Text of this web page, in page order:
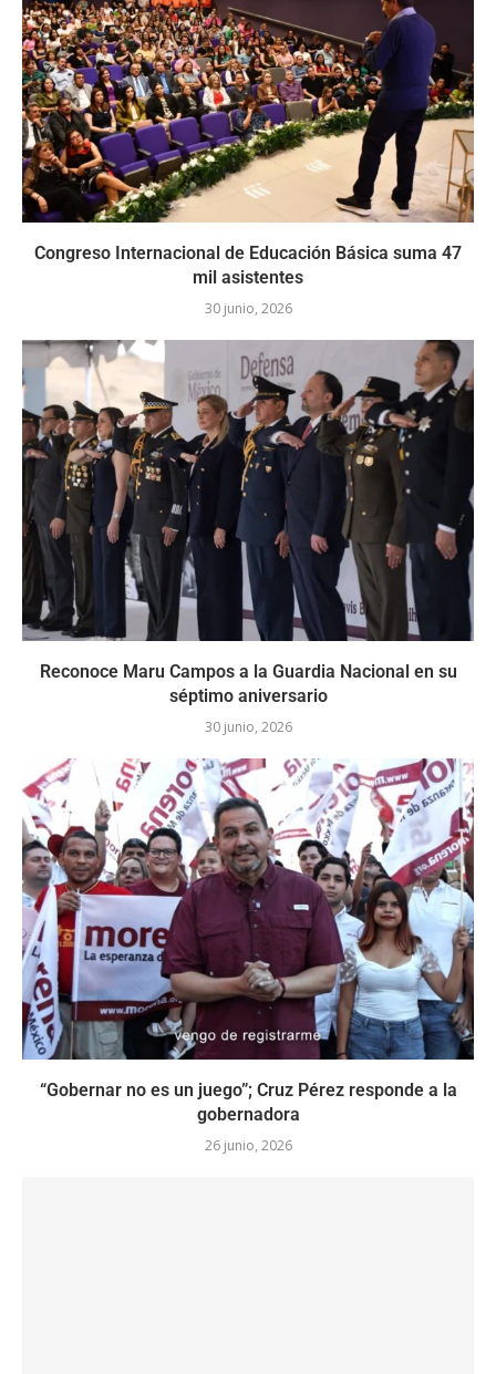
Congreso Internacional de Educación Básica suma 47
mil asistentes
30 junio, 2026
Reconoce Maru Campos a la Guardia Nacional en su
séptimo aniversario
30 junio, 2026
“Gobernar no es un juego”; Cruz Pérez responde a la
gobernadora
26 junio, 2026